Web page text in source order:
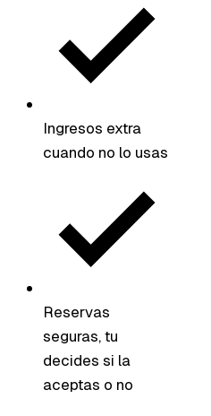
Ingresos extra
cuando no lo usas
Reservas
seguras, tu
decides si la
aceptas o no